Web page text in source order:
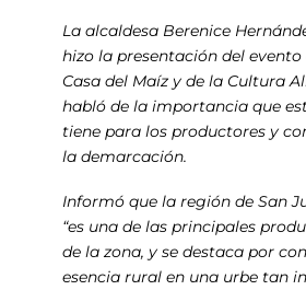
La alcaldesa Berenice
hizo la presentación del evento
Casa del Maíz y de la Cultura
habló de la importancia que
tiene para los productores y
la demarcación.
Informó que la región de San
“es una de las principales
de la zona, y se destaca por
esencia rural en una urbe tan